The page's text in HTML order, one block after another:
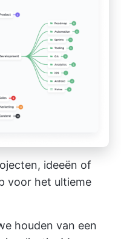
ideeën of
voor het ultieme
houden van een